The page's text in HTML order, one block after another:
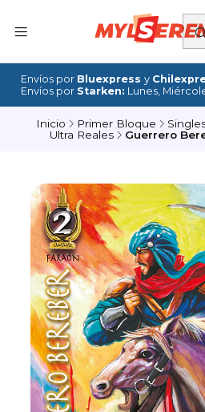
Envíos por Bluexpress y
Envíos por Starken: Lunes,
Inicio Primer Bloque
Ultra Reales
Guerrero